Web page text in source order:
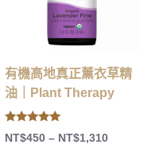
有機高地真正薰衣草精
油｜Plant Therapy
5.00
out of 5
NT$450 – NT$1,310